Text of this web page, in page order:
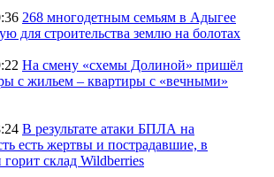
268 многодетным семьям в Адыгее
для строительства землю на болотах
На смену «схемы Долиной» пришёл
с жильем – квартиры с «вечными»
В результате атаки БПЛА на
есть жертвы и пострадавшие, в
склад Wildberries